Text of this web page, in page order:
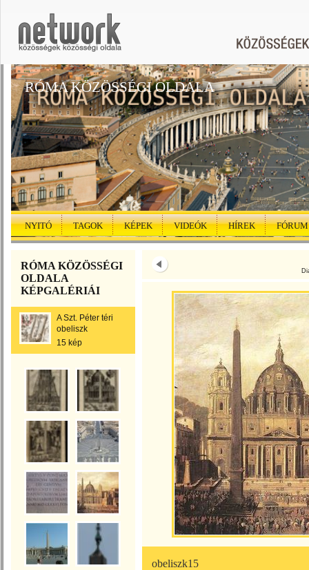
RÓMA KÖZÖSSÉGI OLDALA
NYITÓ TAGOK KÉPEK VIDEÓK HÍREK FÓRUM
RÓMA KÖZÖSSÉGI
OLDALA
KÉPGALÉRIÁI
A Szt. Péter téri
obeliszk
15 kép
obeliszk15